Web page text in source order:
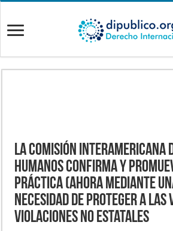
La Comisión Interamericana
Humanos confirma y
práctica (ahora mediante
necesidad de proteger a las
violaciones no estatales